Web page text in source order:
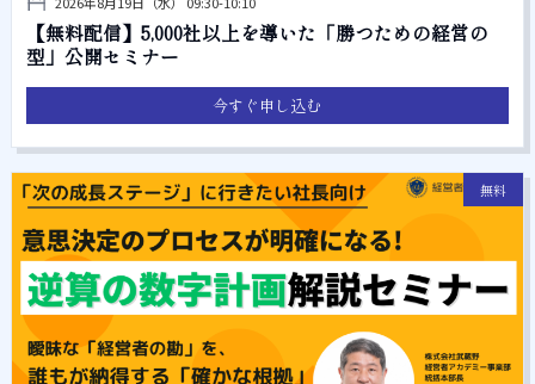
【無料配信】5,000社以上を導いた「勝つための経営の
型」公開セミナー
今すぐ申し込む
無料